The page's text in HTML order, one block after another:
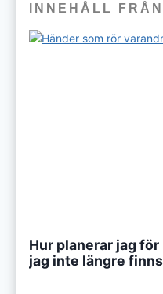
INNEHÅLL
Hur planerar jag
jag inte längre